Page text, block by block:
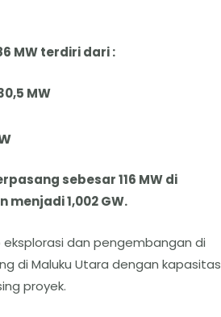
MW terdiri dari :
MW
sebesar 116 MW di
1,002 GW.
eksplorasi dan pengembangan di
di Maluku Utara dengan kapasitas
proyek.